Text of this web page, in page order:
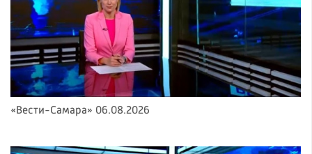
«Вести-Самара» 06.08.2026